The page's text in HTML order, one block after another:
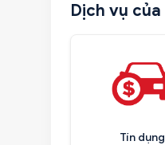
Dịch vụ của
Tín dụng